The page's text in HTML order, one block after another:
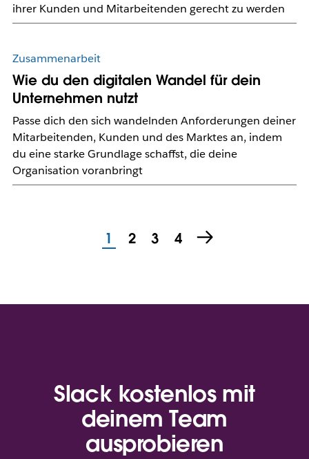
ihrer Kunden und Mitarbeitenden gerecht zu werden
Zusammenarbeit
Wie du den digitalen Wandel für dein
Unternehmen nutzt
Passe dich den sich wandelnden Anforderungen deiner
Mitarbeitenden, Kunden und des Marktes an, indem
du eine starke Grundlage schaffst, die deine
Organisation voranbringt
1 2 3 4
Slack kostenlos mit
deinem Team
ausprobieren